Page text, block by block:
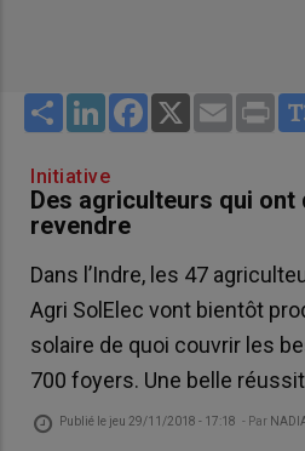
Share LinkedInFacebook
X Email
Initiative
Des agriculteurs qui ont
revendre
Dans l’Indre, les 47
Agri SolElec vont bientôt
solaire de quoi couvrir les
700 foyers. Une belle
Publié le jeu 29/11/2018 - 17:18 - Par